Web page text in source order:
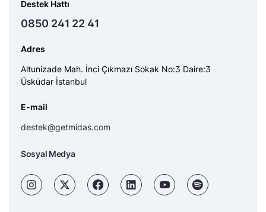
Destek Hattı
0850 241 22 41
Adres
Altunizade Mah. İnci Çıkmazı Sokak No:3 Daire:3
Üsküdar İstanbul
E-mail
destek@getmidas.com
Sosyal Medya